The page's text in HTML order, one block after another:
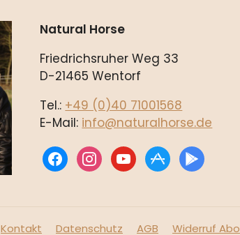
Natural Horse
Friedrichsruher Weg 33
D-21465 Wentorf
Tel.: +49 (0)40 71001568
E-Mail: info@naturalhorse.de
facebookinstagramyoutubeappstore
play
Kontakt Datenschutz AGB Widerruf Abo